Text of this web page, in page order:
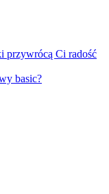
przywrócą Ci radość
basic?